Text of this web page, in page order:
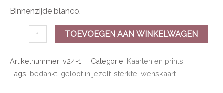
Binnenzijde blanco.
TOEVOEGEN AAN WINKELWAGEN
Artikelnummer: v24-1 Categorie: Kaarten en prints
Tags: bedankt geloof in jezelf, sterkte wenskaart